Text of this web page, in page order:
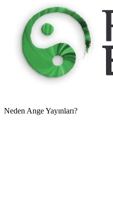
Neden Ange Yayınları?